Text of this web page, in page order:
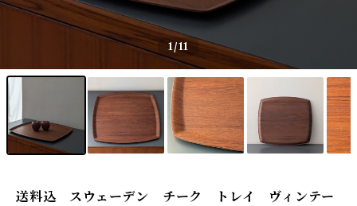
1/11
送料込 スウェーデン チーク トレイ ヴィンテー